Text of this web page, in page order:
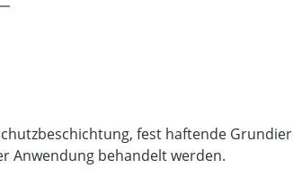
fest haftende
Anwendung behandelt werden.